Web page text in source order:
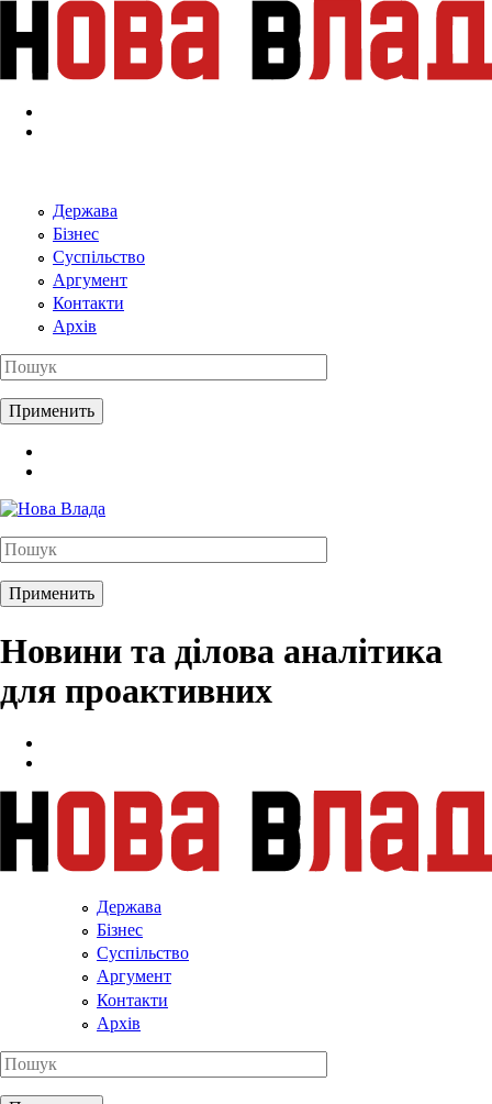
Перейти к основному содержанию
Держава
Бізнес
Суспільство
Аргумент
Контакти
Архів
Новини та ділова аналітика
для проактивних
Держава
Бізнес
Суспільство
Аргумент
Контакти
Архів